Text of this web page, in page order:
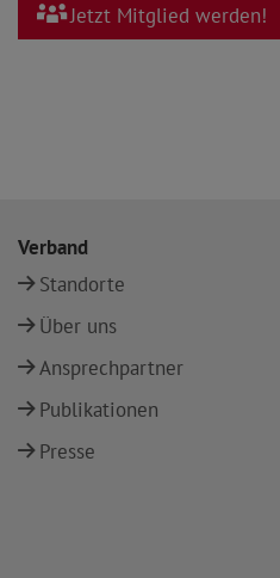
Jetzt Mitglied werden!
Verband
Standorte
Über uns
Ansprechpartner
Publikationen
Presse